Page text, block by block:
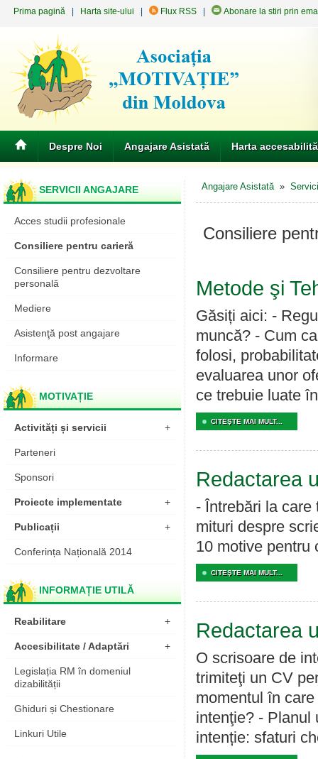
Prima pagină Harta site-ului Flux RSS Abonare la stiri prin
Despre Noi Angajare Asistată Harta
SERVICII ANGAJARE
Acces studii profesionale
Consiliere pentru carieră
Consiliere pentru dezvoltare
personală
Mediere
Asistenţă post angajare
Informare
MOTIVAȚIE
Activități și servicii +
Parteneri
Sponsori
Proiecte implementate +
Publicații +
Conferința Națională 2014
INFORMAȚIE UTILĂ
Reabilitare +
Accesibilitate / Adaptări +
Legislația RM în domeniul
dizabilității
Ghiduri și Chestionare
Linkuri Utile
Angajare Asistată»
Consiliere
Metode şi
Găsiți aici: -
muncă? - Cum
folosi,
evaluarea unor
ce trebuie luate
CITEŞTE MAI MULT...
Redactarea
- Întrebări la care
mituri despre
10 motive pentru
CITEŞTE MAI MULT...
Redactarea
O scrisoare de
trimiteţi un CV
momentul în
intenţie? - Planul
intenție: sfaturi